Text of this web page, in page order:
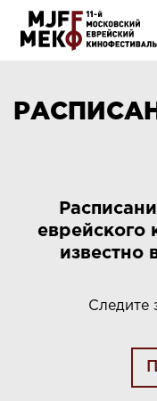
еврейского
известно
Следите